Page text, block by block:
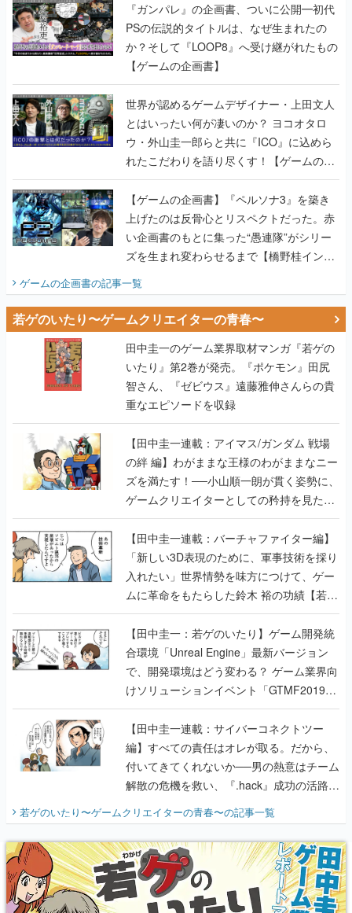
『ガンパレ』の企画書、ついに公開━初代
PSの伝説的タイトルは、なぜ生まれたの
か？そして『LOOP8』へ受け継がれたもの
【ゲームの企画書】
世界が認めるゲームデザイナー・上田文人
とはいったい何が凄いのか？ ヨコオタロ
ウ・外山圭一郎らと共に『ICO』に込めら
れたこだわりを語り尽くす！【ゲームの企
画書】
【ゲームの企画書】『ペルソナ3』を築き
上げたのは反骨心とリスペクトだった。赤
い企画書のもとに集った“愚連隊”がシリー
ズを生まれ変わらせるまで【橋野桂インタ
ビュー】
ゲームの企画書の記事一覧
若ゲのいたり〜ゲームクリエイターの青春〜
田中圭一のゲーム業界取材マンガ『若ゲの
いたり』第2巻が発売。『ポケモン』田尻
智さん、『ゼビウス』遠藤雅伸さんらの貴
重なエピソードを収録
【田中圭一連載：アイマス/ガンダム 戦場
の絆 編】わがままな王様のわがままなニー
ズを満たす！──小山順一朗が貫く姿勢に、
ゲームクリエイターとしての矜持を見た
【若ゲのいたり最終回】
【田中圭一連載：バーチャファイター編】
「新しい3D表現のために、軍事技術を採り
入れたい」世界情勢を味方につけて、ゲー
ムに革命をもたらした鈴木 裕の功績【若ゲ
のいたり】
【田中圭一：若ゲのいたり】ゲーム開発統
合環境「Unreal Engine」最新バージョン
で、開発環境はどう変わる？ ゲーム業界向
けソリューションイベント「GTMF2019」
に行って、より理解を深めよう【PR】
【田中圭一連載：サイバーコネクトツー
編】すべての責任はオレが取る。だから、
付いてきてくれないか──男の熱意はチーム
解散の危機を救い、『.hack』成功の活路を
開く。業界の快男児・松山 洋に流れる血は
『少年ジャンプ』色だった【若ゲのいた
り】
若ゲのいたり〜ゲームクリエイターの青春〜の記事一覧